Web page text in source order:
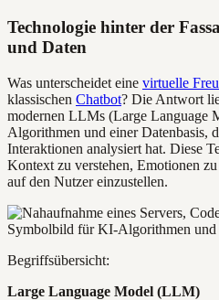
Technologie hinter der
und Daten
Was unterscheidet eine virtuelle
klassischen Chatbot? Die Antwort
modernen LLMs (Large Language
Algorithmen und einer Datenbasis,
Interaktionen analysiert hat. Diese
Kontext zu verstehen, Emotionen
auf den Nutzer einzustellen.
Begriffsübersicht:
Large Language Model (LLM)